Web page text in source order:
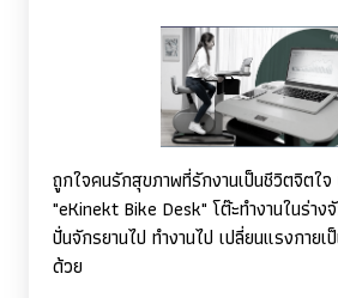
ถูกใจคนรักสุขภาพที่รักงานเป็นชีวิตจิตใจ
"eKinekt Bike Desk"โต๊ะทำงานในร่า
ปั่นจักรยานไป ทำงานไป เปลี่ยนแรงกาย
ด้วย